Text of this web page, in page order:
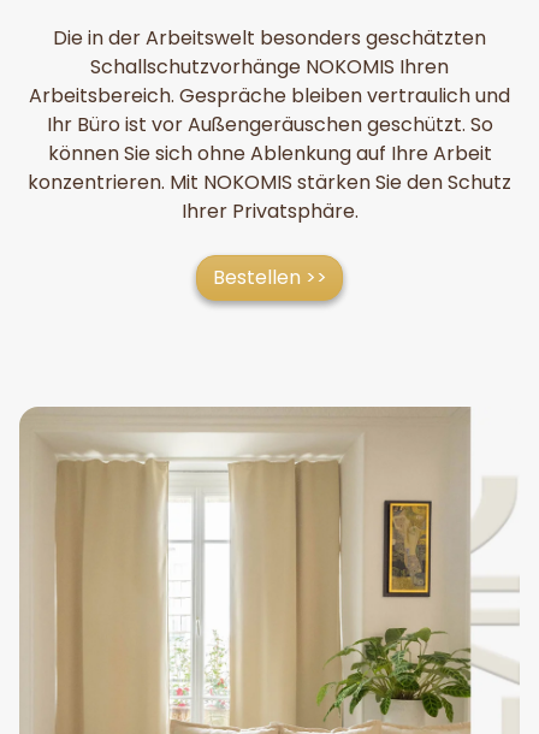
Die in der Arbeitswelt besonders geschätzten
Schallschutzvorhänge NOKOMIS Ihren
Arbeitsbereich. Gespräche bleiben vertraulich und
Ihr Büro ist vor Außengeräuschen geschützt. So
können Sie sich ohne Ablenkung auf Ihre Arbeit
konzentrieren. Mit NOKOMIS stärken Sie den Schutz
Ihrer Privatsphäre.
Bestellen >>